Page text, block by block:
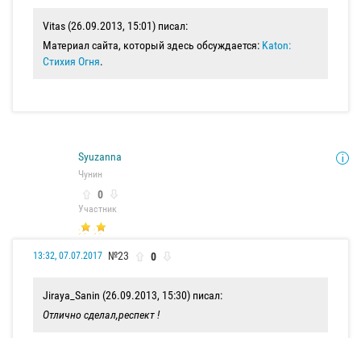
Vitas (26.09.2013, 15:01) писал:
Материал сайта, который здесь обсуждается: Katon:
Стихия Огня.
Syuzanna
Чунин
0
Участник
13:32, 07.07.2017 №23 0
Jiraya_Sanin (26.09.2013, 15:30) писал:
Отлично сделал,респект !